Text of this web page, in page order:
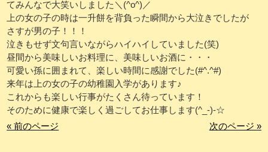
てみんなで大笑いしました＼(^o^)／
上の女の子の時は一升餅を背負った瞬間から大泣きでしたが
さすが男の子！！！
泣きもせず文句言いながらハイハイしていました(笑)
昼間から美味しいお料理に、美味しいお酒に・・・
可愛い孫に囲まれて、楽しい時間に感謝でした(#^.^#)
来年は上の女の子の幼稚園入学があります♪
これからも楽しい行事がたくさん待っています！
そのために健康で楽しく過ごしてお仕事します(^_-)-☆
« 前のページ
次のページ »